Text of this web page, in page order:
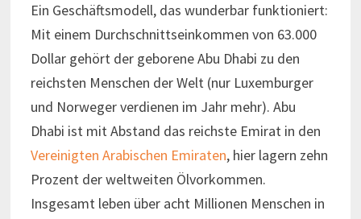
Ein Geschäftsmodell, das wunderbar funktioniert:
Mit einem Durchschnittseinkommen von 63.000
Dollar gehört der geborene Abu Dhabi zu den
reichsten Menschen der Welt (nur Luxemburger
und Norweger verdienen im Jahr mehr). Abu
Dhabi ist mit Abstand das reichste Emirat in den
Vereinigten Arabischen Emiraten, hier lagern zehn
Prozent der weltweiten Ölvorkommen.
Insgesamt leben über acht Millionen Menschen in